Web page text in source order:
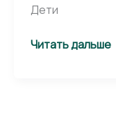
Дети
Читать дальше